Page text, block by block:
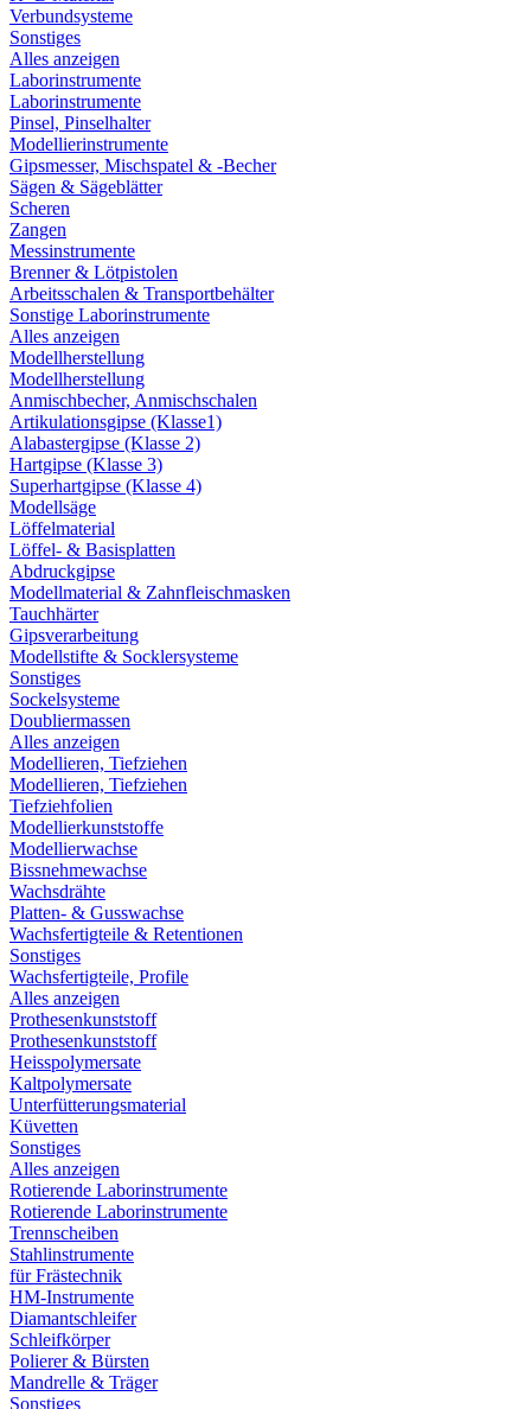
Verbundsysteme
Sonstiges
Alles anzeigen
Laborinstrumente
Laborinstrumente
Pinsel, Pinselhalter
Modellierinstrumente
Gipsmesser, Mischspatel & -Becher
Sägen & Sägeblätter
Scheren
Zangen
Messinstrumente
Brenner & Lötpistolen
Arbeitsschalen & Transportbehälter
Sonstige Laborinstrumente
Alles anzeigen
Modellherstellung
Modellherstellung
Anmischbecher, Anmischschalen
Artikulationsgipse (Klasse1)
Alabastergipse (Klasse 2)
Hartgipse (Klasse 3)
Superhartgipse (Klasse 4)
Modellsäge
Löffelmaterial
Löffel- & Basisplatten
Abdruckgipse
Modellmaterial & Zahnfleischmasken
Tauchhärter
Gipsverarbeitung
Modellstifte & Socklersysteme
Sonstiges
Sockelsysteme
Doubliermassen
Alles anzeigen
Modellieren, Tiefziehen
Modellieren, Tiefziehen
Tiefziehfolien
Modellierkunststoffe
Modellierwachse
Bissnehmewachse
Wachsdrähte
Platten- & Gusswachse
Wachsfertigteile & Retentionen
Sonstiges
Wachsfertigteile, Profile
Alles anzeigen
Prothesenkunststoff
Prothesenkunststoff
Heisspolymersate
Kaltpolymersate
Unterfütterungsmaterial
Küvetten
Sonstiges
Alles anzeigen
Rotierende Laborinstrumente
Rotierende Laborinstrumente
Trennscheiben
Stahlinstrumente
für Frästechnik
HM-Instrumente
Diamantschleifer
Schleifkörper
Polierer & Bürsten
Mandrelle & Träger
Sonstiges